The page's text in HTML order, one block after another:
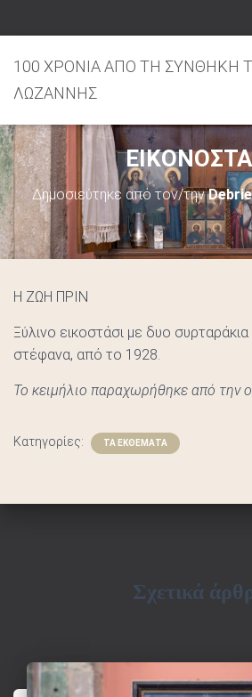
100 ΧΡΟΝΙΑ ΑΠΟ ΤΗ ΣΥΝΘΗΚΗ
ΛΩΖΑΝΝΗΣ
Δημοσιεύτηκε από τον/την
Η ΖΩΗ ΠΡΙΝ
Ξύλινο εικοστάσι με δυο
στέφανα, από το 1928.
Το κειμήλιο παραχωρήθηκε από την
Κατηγορίες: ΤΑ ΕΚΘΕΜΑΤΑ
Σχετικά